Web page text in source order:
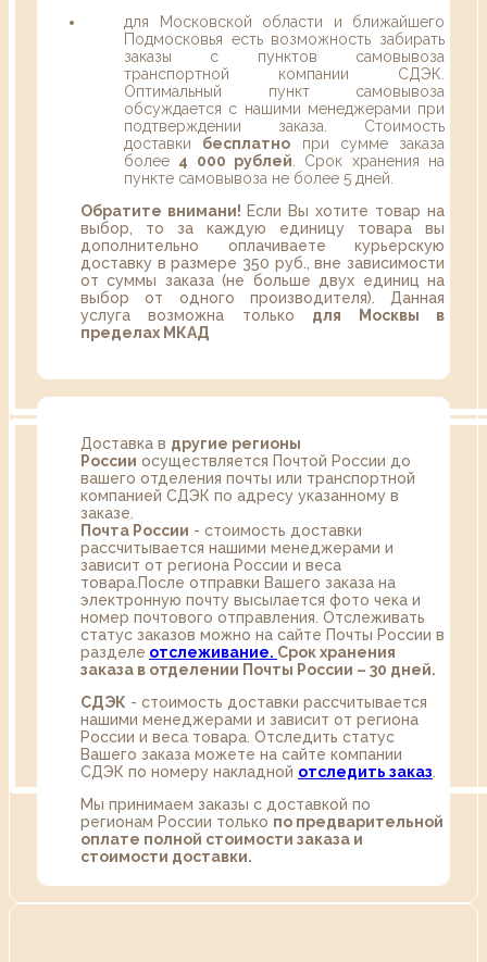
для Московской области и ближайшего
Подмосковья есть возможность забирать
заказы с пунктов самовывоза
транспортной компании СДЭК.
Оптимальный пункт самовывоза
обсуждается с нашими менеджерами при
подтверждении заказа. Стоимость
доставки бесплатно при сумме заказа
более 4 000 рублей . Срок хранения на
пункте самовывоза не более 5 дней.
Обратите внимани! Если Вы хотите товар на
выбор, то за каждую единицу товара вы
дополнительно оплачиваете курьерскую
доставку в размере 350 руб., вне зависимости
от суммы заказа (не больше двух единиц на
выбор от одного производителя). Данная
услуга возможна только для Москвы в
пределах МКАД
Доставка в другие регионы
России осуществляется Почтой России до
вашего отделения почты или транспортной
компанией СДЭК по адресу указанному в
заказе.
Почта России - стоимость доставки
рассчитывается нашими менеджерами и
зависит от региона России и веса
товара.После отправки Вашего заказа на
электронную почту высылается фото чека и
номер почтового отправления. Отслеживать
статус заказов можно на сайте Почты России в
разделе oтслеживание. Срок хранения
заказа в отделении Почты России – 30 дней.
СДЭК - стоимость доставки рассчитывается
нашими менеджерами и зависит от региона
России и веса товара. Отследить статус
Вашего заказа можете на сайте компании
СДЭК по номеру накладной отследить заказ
Мы принимаем заказы с доставкой по
регионам России только по предварительной
оплате полной стоимости заказа и
стоимости доставки.